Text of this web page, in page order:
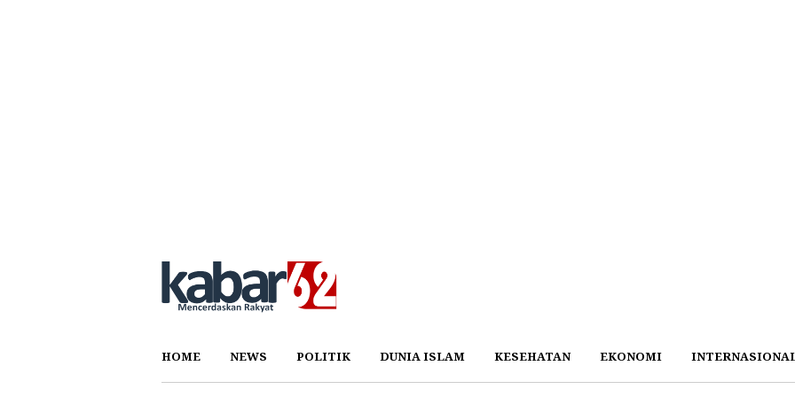
HOME NEWS POLITIK DUNIA ISLAM KESEHATAN EKONOMI